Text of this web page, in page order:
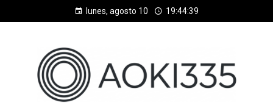
lunes, agosto 10 19:44:39